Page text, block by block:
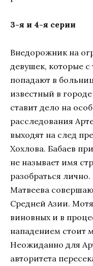
3-я и 4-я серии
Внедорожник на
девушек, которые
попадают в
известный в
ставит дело на
расследования
выходят на след
Хохлова. Бабаев
не называет имя
разобраться
Матвеева
Средней Азии.
виновных и в
нападением стоит
Неожиданно для
авторитета